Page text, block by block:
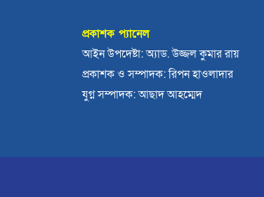
প্রকাশক প্যানেল
আইন উপদেষ্টা: অ্যাড. উজ্জল কুমার রায়
প্রকাশক ও সম্পাদক: রিপন হাওলাদার
যুগ্ন সম্পাদক: আছাদ আহম্মেদ